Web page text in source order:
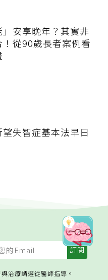
」安享晚年？其實非
從90歲長者案例看
失智症基本法早日
治療請遵從醫師指導。